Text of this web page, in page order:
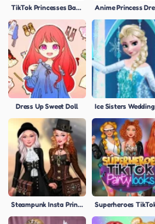
TikTok Princesses Back To Basics
Dress Up Sweet Doll
Steampunk Insta Princesses